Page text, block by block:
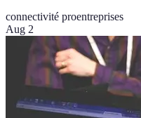
connectivité proentreprises
Aug 2